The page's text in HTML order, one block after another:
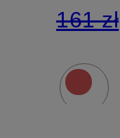
161 zł